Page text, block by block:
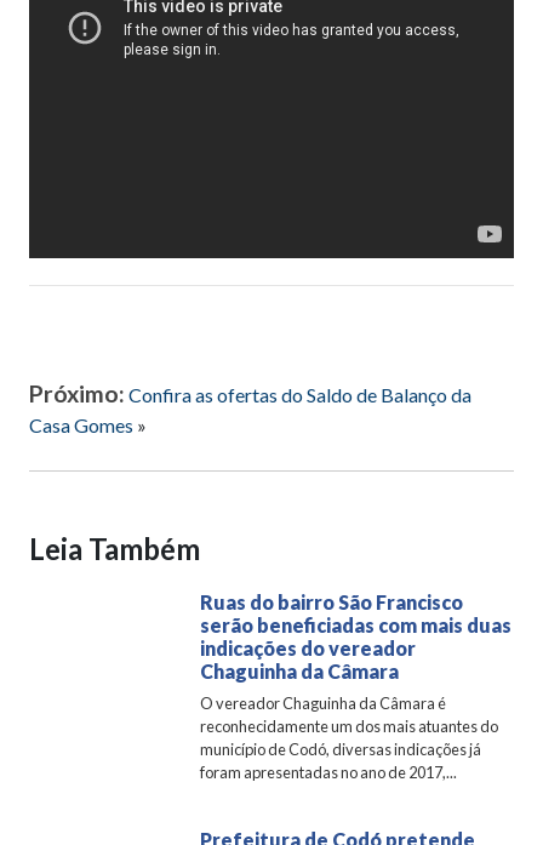
Próximo: Confira as ofertas do Saldo de Balanço da
Casa Gomes »
Leia Também
Ruas do bairro São Francisco
serão beneficiadas com mais duas
indicações do vereador
Chaguinha da Câmara
O vereador Chaguinha da Câmara é
reconhecidamente um dos mais atuantes do
município de Codó, diversas indicações já
foram apresentadas no ano de 2017,...
Prefeitura de Codó pretende